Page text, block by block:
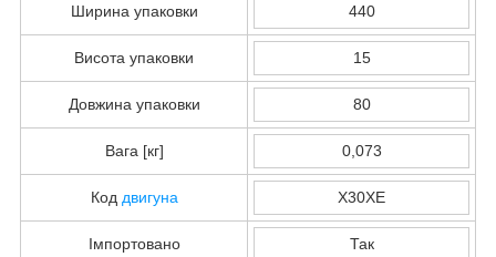
Ширина упаковки 440
Висота упаковки 15
Довжина упаковки 80
Вага [кг] 0,073
Код двигуна X30XE
Імпортовано Так